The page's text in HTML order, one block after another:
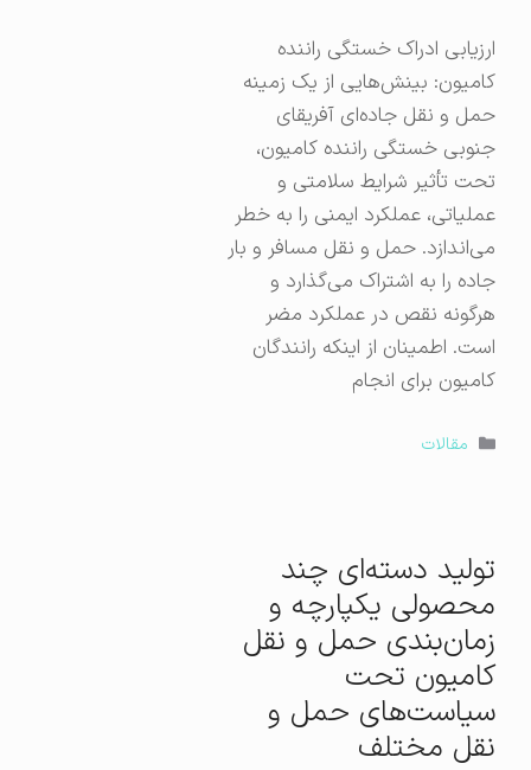
ارزیابی ادراک خستگی راننده
کامیون: بینش‌هایی از یک زمینه
حمل و نقل جاده‌ای آفریقای
جنوبی خستگی راننده کامیون،
تحت تأثیر شرایط سلامتی و
عملیاتی، عملکرد ایمنی را به خطر
می‌اندازد. حمل و نقل مسافر و بار
جاده را به اشتراک می‌گذارد و
هرگونه نقص در عملکرد مضر
است. اطمینان از اینکه رانندگان
کامیون برای انجام
دسته‌ها
مقالات
تولید دسته‌ای چند
محصولی یکپارچه و
زمان‌بندی حمل و نقل
کامیون تحت
سیاست‌های حمل و
نقل مختلف